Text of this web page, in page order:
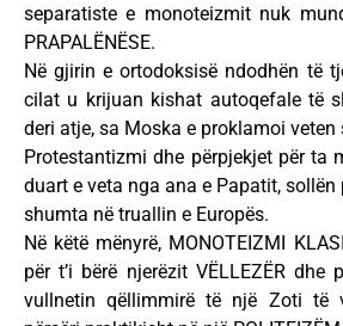
separatiste e monoteizmit nuk
PRAPALËNËSE.
Në gjirin e ortodoksisë ndodhën të
cilat u krijuan kishat autoqefale të
deri atje, sa Moska e proklamoi veten
Protestantizmi dhe përpjekjet për ta
duart e veta nga ana e Papatit, sollën
shumta në truallin e Europës.
Në këtë mënyrë, MONOTEIZMI
për t’i bërë njerëzit VËLLEZËR dhe
vullnetin qëllimmirë të një Zoti të